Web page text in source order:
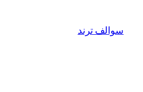
المحتوى
سوالف ترند